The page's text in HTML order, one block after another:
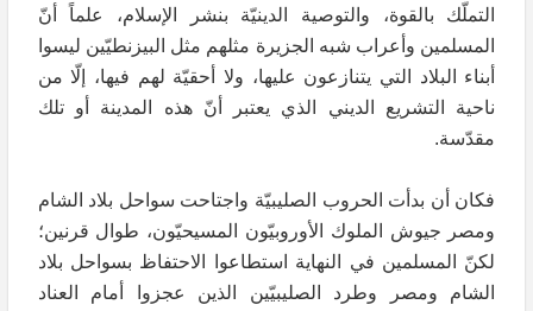
التملّك بالقوة، والتوصية الدينيّة بنشر الإسلام، علماً أنّ
المسلمين وأعراب شبه الجزيرة مثلهم مثل البيزنطيّين ليسوا
أبناء البلاد التي يتنازعون عليها، ولا أحقيّة لهم فيها، إلّا من
ناحية التشريع الديني الذي يعتبر أنّ هذه المدينة أو تلك
مقدّسة.
فكان أن بدأت الحروب الصليبيّة واجتاحت سواحل بلاد الشام
ومصر جيوش الملوك الأوروبيّون المسيحيّون، طوال قرنين؛
لكنّ المسلمين في النهاية استطاعوا الاحتفاظ بسواحل بلاد
الشام ومصر وطرد الصليبيّين الذين عجزوا أمام العناد